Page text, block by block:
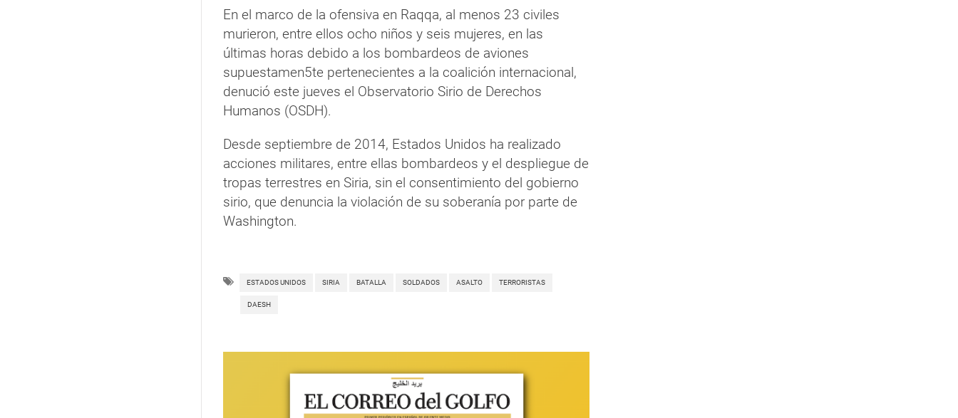
En el marco de la ofensiva en Raqqa, al menos 23 civiles
murieron, entre ellos ocho niños y seis mujeres, en las
últimas horas debido a los bombardeos de aviones
supuestamen5te pertenecientes a la coalición internacional,
denució este jueves el Observatorio Sirio de Derechos
Humanos (OSDH).
Desde septiembre de 2014, Estados Unidos ha realizado
acciones militares, entre ellas bombardeos y el despliegue de
tropas terrestres en Siria, sin el consentimiento del gobierno
sirio, que denuncia la violación de su soberanía por parte de
Washington.
ESTADOS UNIDOS SIRIA BATALLA SOLDADOS ASALTO TERRORISTAS
DAESH